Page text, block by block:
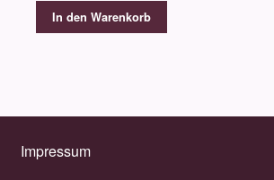
In den Warenkorb
Impressum